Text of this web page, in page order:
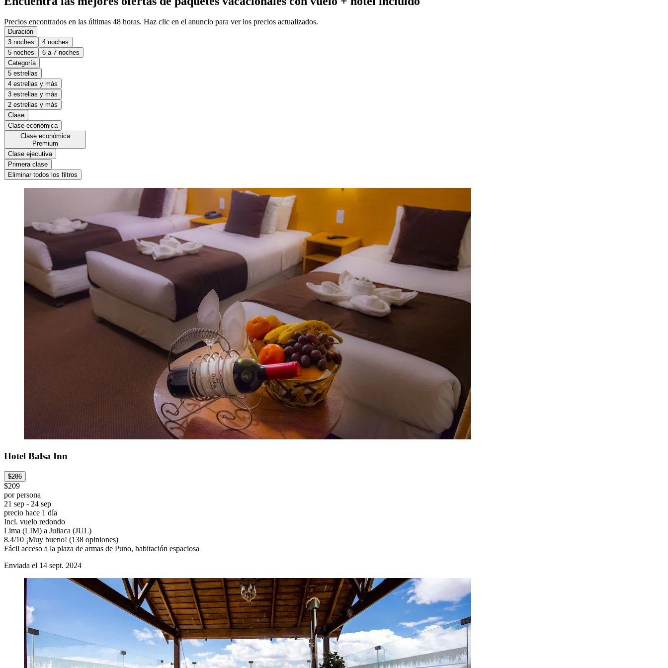
Precios encontrados en las últimas 48 horas. Haz clic en el anuncio para ver los precios actualizados.
Duración
3 noches
4 noches
5 noches
6 a 7 noches
Categoría
5 estrellas
4 estrellas y más
3 estrellas y más
2 estrellas y más
Clase
Clase económica
Clase económica
Premium
Clase ejecutiva
Primera clase
Eliminar todos los filtros
Hotel Balsa Inn
$286
$209
por persona
21 sep - 24 sep
precio hace 1 día
Incl. vuelo redondo
Lima (LIM) a Juliaca (JUL)
8.4/10 ¡Muy bueno! (138 opiniones)
Fácil acceso a la plaza de armas de Puno, habitación espaciosa
Enviada el 14 sept. 2024